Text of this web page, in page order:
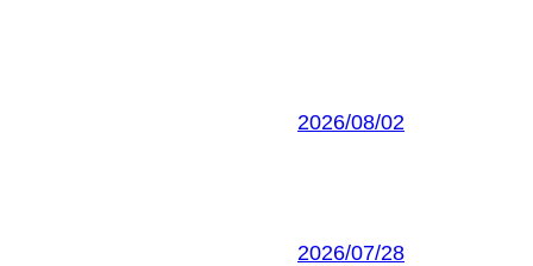
2026/08/02
2026/07/28